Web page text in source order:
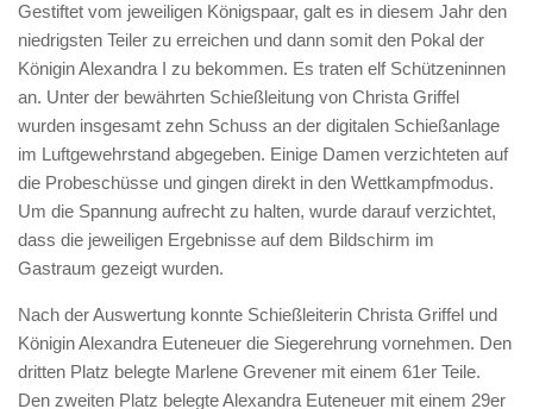
Gestiftet vom jeweiligen Königspaar, galt es in diesem Jahr den
niedrigsten Teiler zu erreichen und dann somit den Pokal der
Königin Alexandra I zu bekommen. Es traten elf Schützeninnen
an. Unter der bewährten Schießleitung von Christa Griffel
wurden insgesamt zehn Schuss an der digitalen Schießanlage
im Luftgewehrstand abgegeben. Einige Damen verzichteten auf
die Probeschüsse und gingen direkt in den Wettkampfmodus.
Um die Spannung aufrecht zu halten, wurde darauf verzichtet,
dass die jeweiligen Ergebnisse auf dem Bildschirm im
Gastraum gezeigt wurden.
Nach der Auswertung konnte Schießleiterin Christa Griffel und
Königin Alexandra Euteneuer die Siegerehrung vornehmen. Den
dritten Platz belegte Marlene Grevener mit einem 61er Teile.
Den zweiten Platz belegte Alexandra Euteneuer mit einem 29er